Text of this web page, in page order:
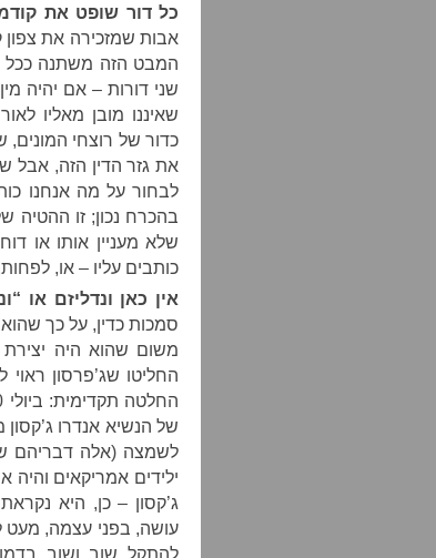
כל דור שופט את
אבות שמזכירה את צפון
המבט הזה משתנה ככל
שני דורות – אם יהיה
שאיננו מובן מאליו
כדור של רוצחי המונים,
את גזר הדין הזה, אבל
לבחור על מה אנחנו
בהכרח נכון; זו ההטיה
שלא מעניין אותו או
כותבים עליו – או,
אין כאן ונדליזם או
סמכות כדין, על כך
משום שהוא היה
החליטו שג’פרסון
החלטה תקדימית: ביולי 2020
של הנשיא אנדרו
לשמצה (אלה דבריהם
ג’קסון – כן, היא
עושה, בפני עצמה, מעט
להתקל שוב ושוב